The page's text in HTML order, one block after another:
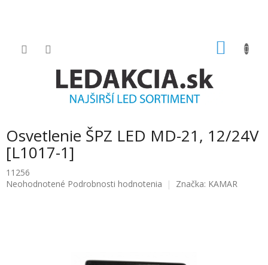
Osvetlenie ŠPZ LED MD-21, 12/24V
[L1017-1]
11256
Priemerné
Neohodnotené Podrobnosti hodnotenia Značka: KAMAR